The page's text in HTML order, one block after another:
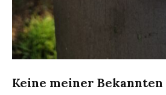
Keine meiner